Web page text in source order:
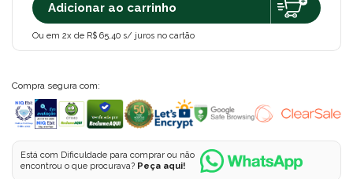
Adicionar ao carrinho
Ou em 2x de R$ 65,40 s/ juros no cartão
Compra segura com:
Está com Dificuldade para comprar ou não
encontrou o que procurava? Peça aqui!